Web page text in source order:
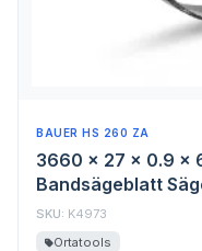
BAUER HS 260 ZA
3660 x 27 x 0.9 x
Bandsägeblatt
SKU: K4973
Ortatools